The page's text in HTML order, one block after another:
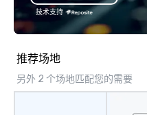
技术支持
推荐场地
另外 2 个场地匹配您的需要